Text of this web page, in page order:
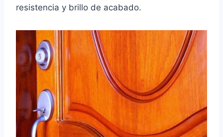
resistencia y brillo de acabado.